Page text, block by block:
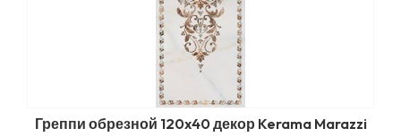
Греппи обрезной 120x40 декор Kerama Marazzi